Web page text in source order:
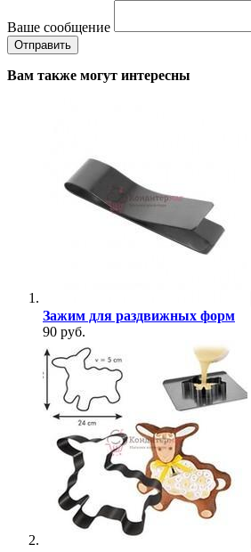
Ваше сообщение
Вам также могут интересны
Зажим для раздвижных форм
90 руб.